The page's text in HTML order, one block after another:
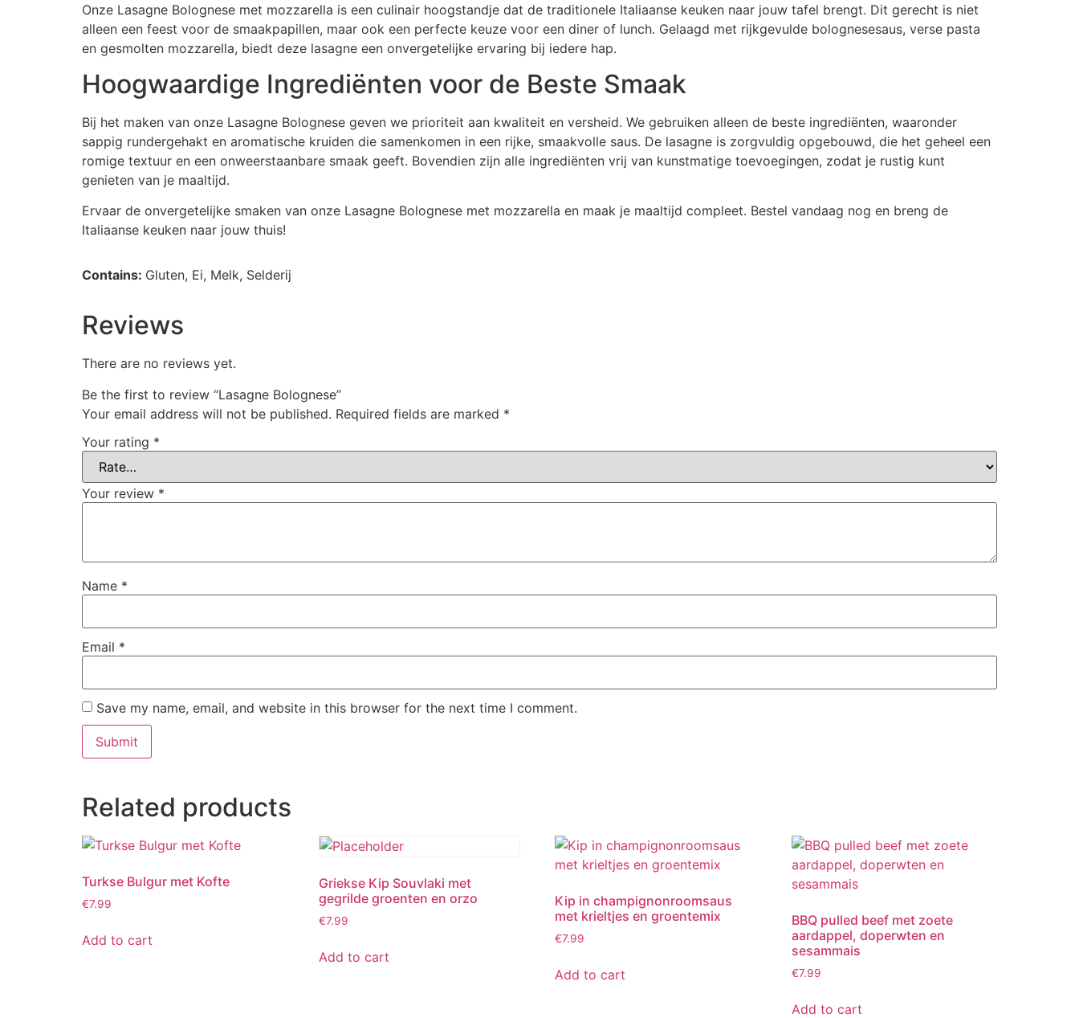
Onze Lasagne Bolognese met mozzarella is een culinair hoogstandje dat de traditionele Italiaanse keuken naar jouw tafel brengt. Dit gerecht is niet
alleen een feest voor de smaakpapillen, maar ook een perfecte keuze voor een diner of lunch. Gelaagd met rijkgevulde bolognesesaus, verse pasta
en gesmolten mozzarella, biedt deze lasagne een onvergetelijke ervaring bij iedere hap.
Hoogwaardige Ingrediënten voor de Beste Smaak
Bij het maken van onze Lasagne Bolognese geven we prioriteit aan kwaliteit en versheid. We gebruiken alleen de beste ingrediënten, waaronder
sappig rundergehakt en aromatische kruiden die samenkomen in een rijke, smaakvolle saus. De lasagne is zorgvuldig opgebouwd, die het geheel een
romige textuur en een onweerstaanbare smaak geeft. Bovendien zijn alle ingrediënten vrij van kunstmatige toevoegingen, zodat je rustig kunt
genieten van je maaltijd.
Ervaar de onvergetelijke smaken van onze Lasagne Bolognese met mozzarella en maak je maaltijd compleet. Bestel vandaag nog en breng de
Italiaanse keuken naar jouw thuis!
Contains: Gluten, Ei, Melk, Selderij
Reviews
There are no reviews yet.
Be the first to review “Lasagne Bolognese”
Your email address will not be published. Required fields are marked *
Your rating *
Your review *
Name *
Email *
Save my name, email, and website in this browser for the next time I comment.
Related products
Turkse Bulgur met Kofte
€7.99
Add to cart
Griekse Kip Souvlaki met
gegrilde groenten en orzo
€7.99
Add to cart
Kip in champignonroomsaus
met krieltjes en groentemix
€7.99
Add to cart
BBQ pulled beef met zoete
aardappel, doperwten en
sesammais
€7.99
Add to cart